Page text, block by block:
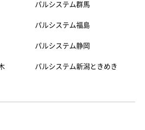
パルシステム群馬
パルシステム福島
パルシステム静岡
パルシステム新潟ときめき